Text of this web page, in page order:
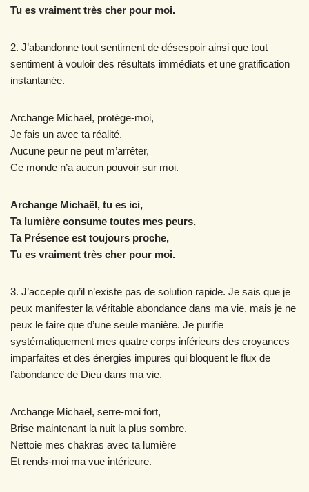
Tu es vraiment très cher pour moi.
2. J’abandonne tout sentiment de désespoir ainsi que tout
sentiment à vouloir des résultats immédiats et une gratification
instantanée.
Archange Michaël, protège-moi,
Je fais un avec ta réalité.
Aucune peur ne peut m’arrêter,
Ce monde n’a aucun pouvoir sur moi.
Archange Michaël, tu es ici,
Ta lumière consume toutes mes peurs,
Ta Présence est toujours proche,
Tu es vraiment très cher pour moi.
3. J’accepte qu’il n’existe pas de solution rapide. Je sais que je
peux manifester la véritable abondance dans ma vie, mais je ne
peux le faire que d’une seule manière. Je purifie
systématiquement mes quatre corps inférieurs des croyances
imparfaites et des énergies impures qui bloquent le flux de
l’abondance de Dieu dans ma vie.
Archange Michaël, serre-moi fort,
Brise maintenant la nuit la plus sombre.
Nettoie mes chakras avec ta lumière
Et rends-moi ma vue intérieure.